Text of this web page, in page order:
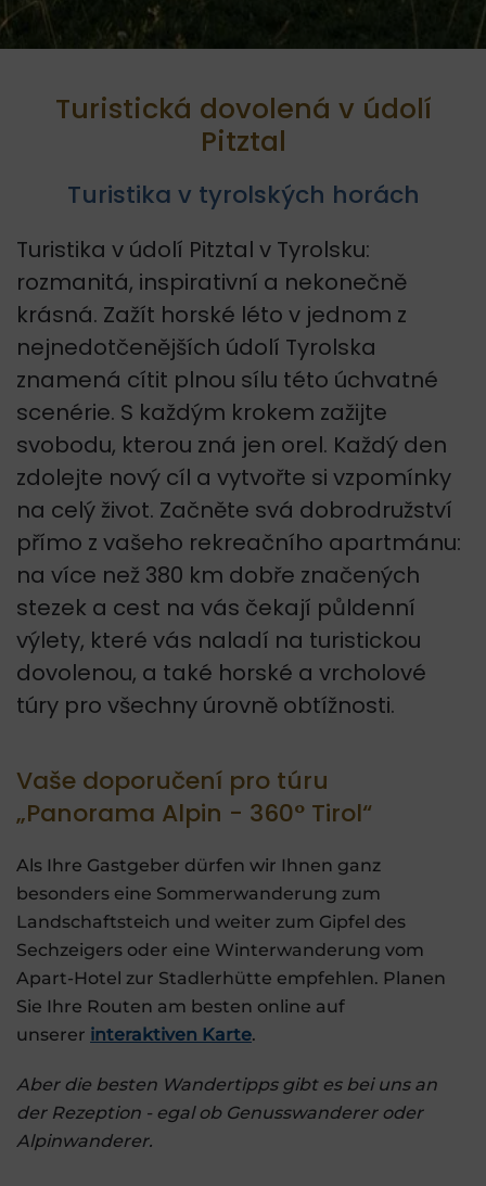
Turistická dovolená v údolí
Pitztal
Turistika v tyrolských horách
Turistika v údolí Pitztal v Tyrolsku:
rozmanitá, inspirativní a nekonečně
krásná. Zažít horské léto v jednom z
nejnedotčenějších údolí Tyrolska
znamená cítit plnou sílu této úchvatné
scenérie. S každým krokem zažijte
svobodu, kterou zná jen orel. Každý den
zdolejte nový cíl a vytvořte si vzpomínky
na celý život. Začněte svá dobrodružství
přímo z vašeho rekreačního apartmánu:
na více než 380 km dobře značených
stezek a cest na vás čekají půldenní
výlety, které vás naladí na turistickou
dovolenou, a také horské a vrcholové
túry pro všechny úrovně obtížnosti.
Vaše doporučení pro túru
„Panorama Alpin - 360° Tirol“
Als Ihre Gastgeber dürfen wir Ihnen ganz
besonders eine Sommerwanderung zum
Landschaftsteich und weiter zum Gipfel des
Sechzeigers oder eine Winterwanderung vom
Apart-Hotel zur Stadlerhütte empfehlen. Planen
Sie Ihre Routen am besten online auf
unserer interaktiven Karte.
Aber die besten Wandertipps gibt es bei uns an
der Rezeption - egal ob Genusswanderer oder
Alpinwanderer.